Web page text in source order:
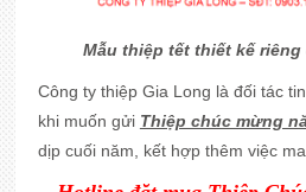
Mẫu thiệp tết thiết kế
Công ty thiệp Gia Long là đối tác
khi muốn gửi Thiệp chúc mừng
dịp cuối năm, kết hợp thêm việc